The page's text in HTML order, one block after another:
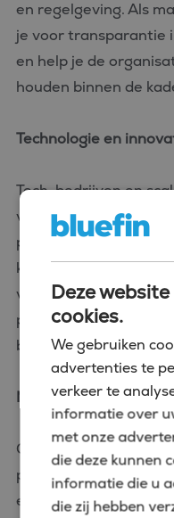
en regelgeving. Als
je voor transparantie
en help je de
houden binnen de
Technologie en
Tech-bedrijven en
vaak snel en hebben
professionalisering
kun je als manager
verschil maken door
processen op te
betrouwbare cijfers
Non-profit en
Ook stichtingen,
publieke organisaties
ervaren managers
Deze
cookies.
We gebruiken
advertenties te
verkeer te
informatie over
met onze
die deze kunnen
informatie die u
die zij hebben